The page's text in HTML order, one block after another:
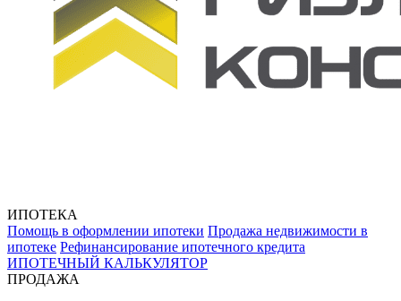
ИПОТЕКА
Помощь в оформлении ипотеки Продажа недвижимости в
ипотеке Рефинансирование ипотечного кредита
ИПОТЕЧНЫЙ КАЛЬКУЛЯТОР
ПРОДАЖА